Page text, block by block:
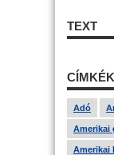
TEXT
CÍMKÉK
Adó
Amerikai
Amerikai